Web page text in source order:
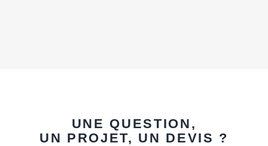
UNE QUESTION,
UN PROJET, UN DEVIS ?